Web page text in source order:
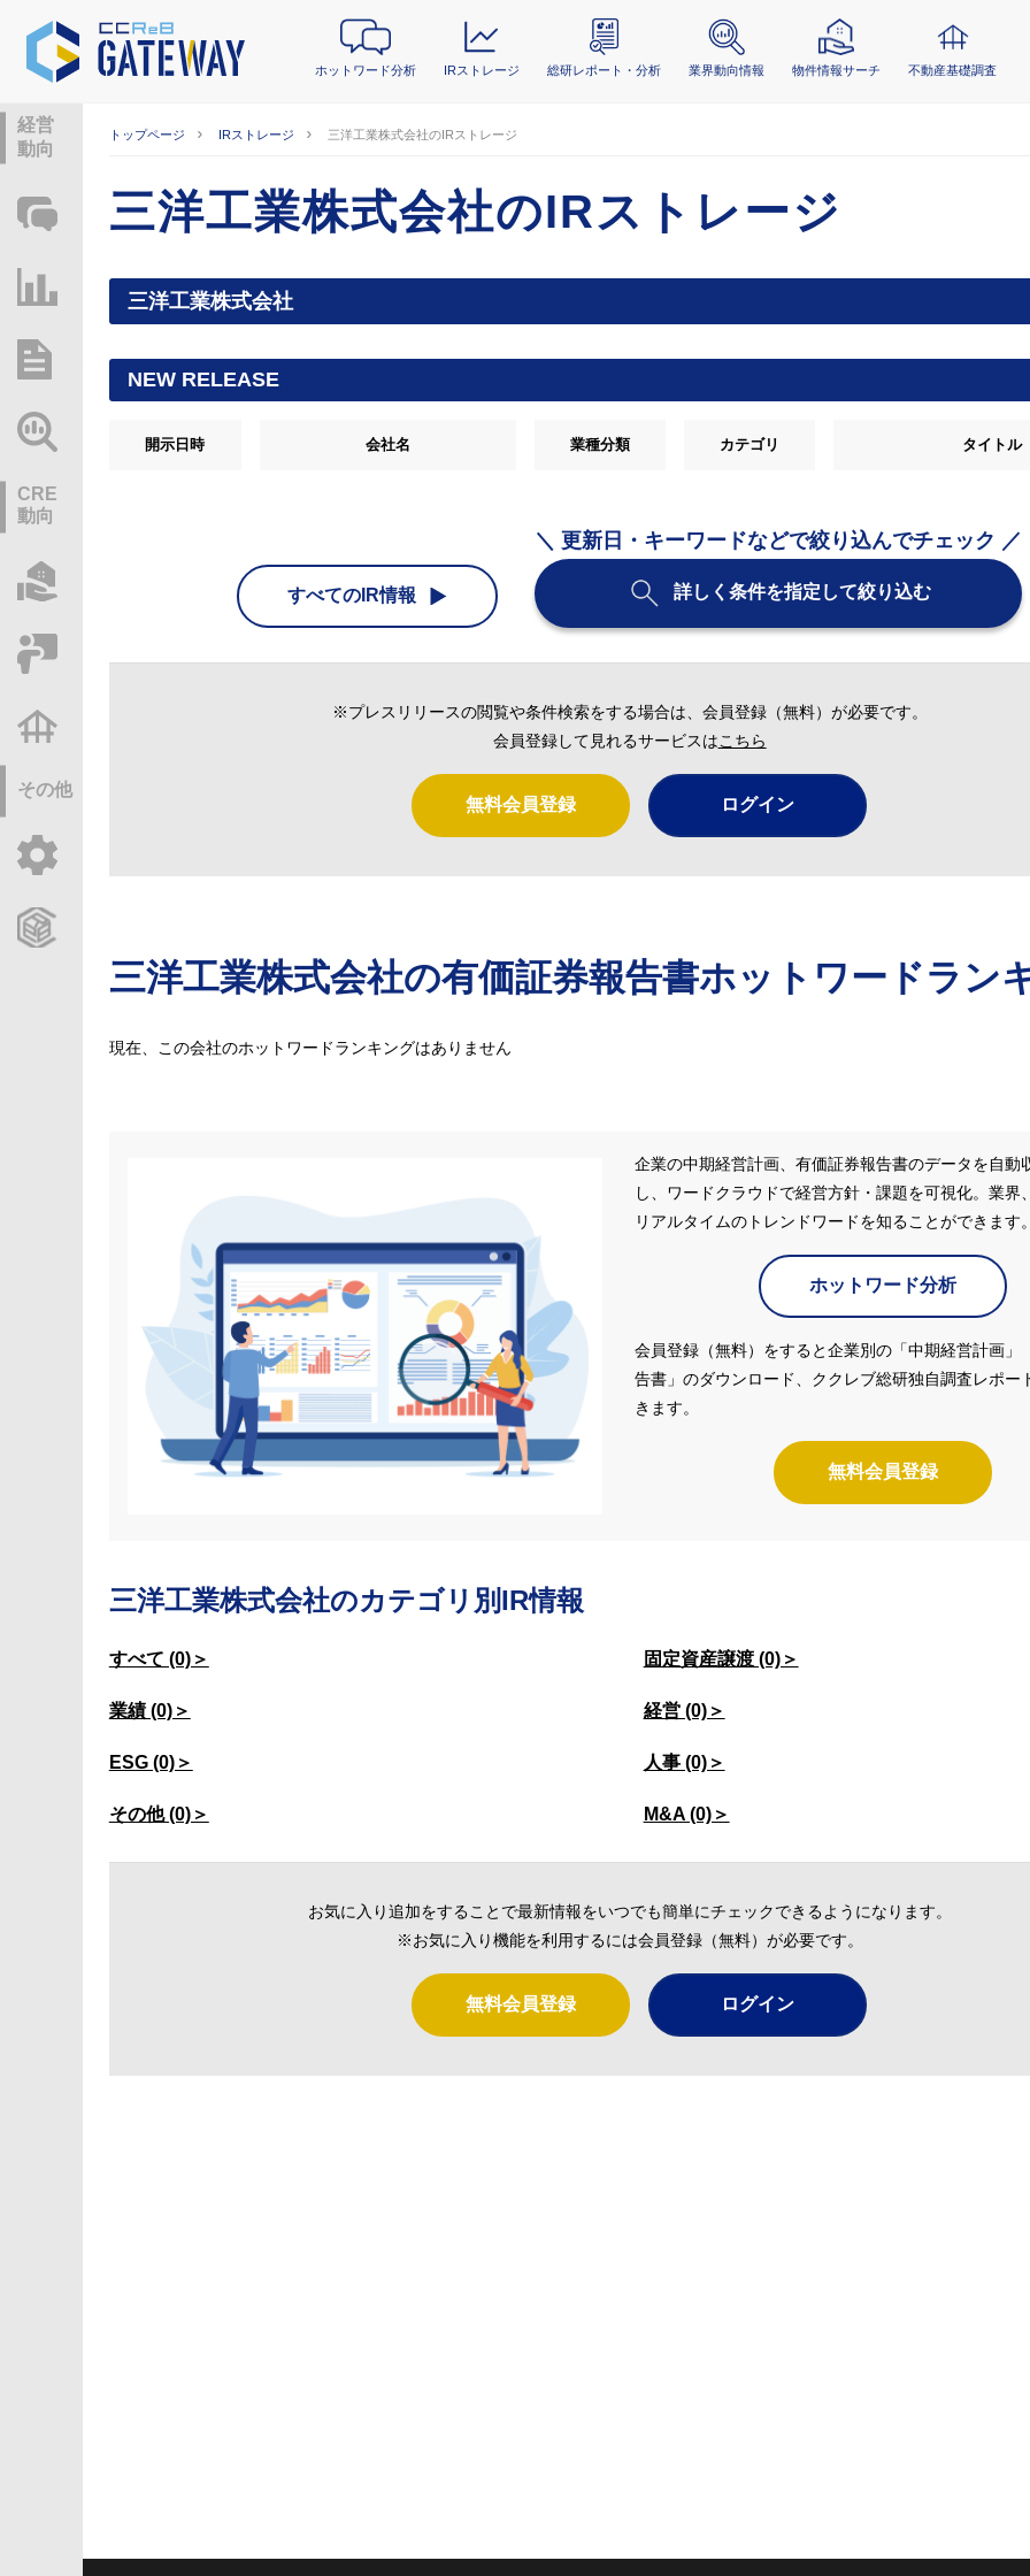
ホットワード分析 IRストレージ 総研レポート・分析 業界動向情報 物件情報サーチ 不動産基礎調査
経営
動向
ホットワード分析
IRストレージ
総研レポート・分析
CRE
動向
その他
トップページ IRストレージ 三洋工業株式会社のIRストレージ
三洋工業株式会社のIRストレージ
三洋工業株式会社
NEW RELEASE
開示日時 会社名 業種分類 カテゴリ タイトル
すべてのIR情報
＼ 更新日・キーワードなどで絞り込んでチェック ／
詳しく条件を指定して絞り込む
※プレスリリースの閲覧や条件検索をする場合は、会員登録（無料）が必要です。
会員登録して見れるサービスはこちら
無料会員登録 ログイン
三洋工業株式会社の有価証券報告書ホットワードラン
現在、この会社のホットワードランキングはありません
企業の中期経営計画、有価証券報告書のデータを自動
し、ワードクラウドで経営方針・課題を可視化。業界
リアルタイムのトレンドワードを知ることができます
ホットワード分析
会員登録（無料）をすると企業別の「中期経営計画」
告書」のダウンロード、ククレブ総研独自調査レポー
きます。
無料会員登録
三洋工業株式会社のカテゴリ別IR情報
すべて (0)＞ 固定資産譲渡 (0)＞
業績 (0)＞ 経営 (0)＞
ESG (0)＞ 人事 (0)＞
その他 (0)＞ M&A (0)＞
お気に入り追加をすることで最新情報をいつでも簡単にチェックできるようになります。
※お気に入り機能を利用するには会員登録（無料）が必要です。
無料会員登録 ログイン